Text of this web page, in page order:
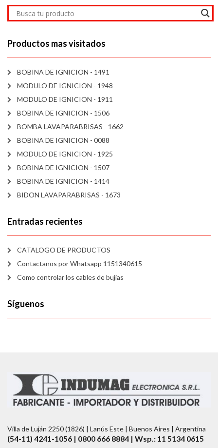
Productos mas visitados
BOBINA DE IGNICION - 1491
MODULO DE IGNICION - 1948
MODULO DE IGNICION - 1911
BOBINA DE IGNICION - 1506
BOMBA LAVAPARABRISAS - 1662
BOBINA DE IGNICION - 0088
MODULO DE IGNICION - 1925
BOBINA DE IGNICION - 1507
BOBINA DE IGNICION - 1414
BIDON LAVAPARABRISAS - 1673
Entradas recientes
CATALOGO DE PRODUCTOS
Contactanos por Whatsapp 1151340615
Como controlar los cables de bujías
Síguenos
Villa de Luján 2250 (1826) | Lanús Este | Buenos Aires | Argentina
(54-11) 4241-1056 | 0800 666 8884 | Wsp.: 11 5134 0615